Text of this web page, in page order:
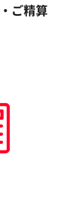
ご精算